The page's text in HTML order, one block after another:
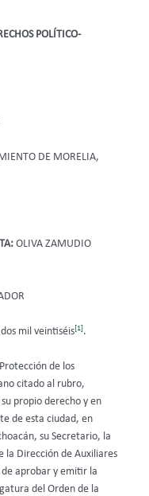
POLÍTICO-
DE MORELIA,
OLIVA ZAMUDIO
mil veintiséis[1].
de los
citado al rubro,
propio derecho y en
de esta ciudad, en
su Secretario, la
la Dirección de Auxiliares
aprobar y emitir la
del Orden de la